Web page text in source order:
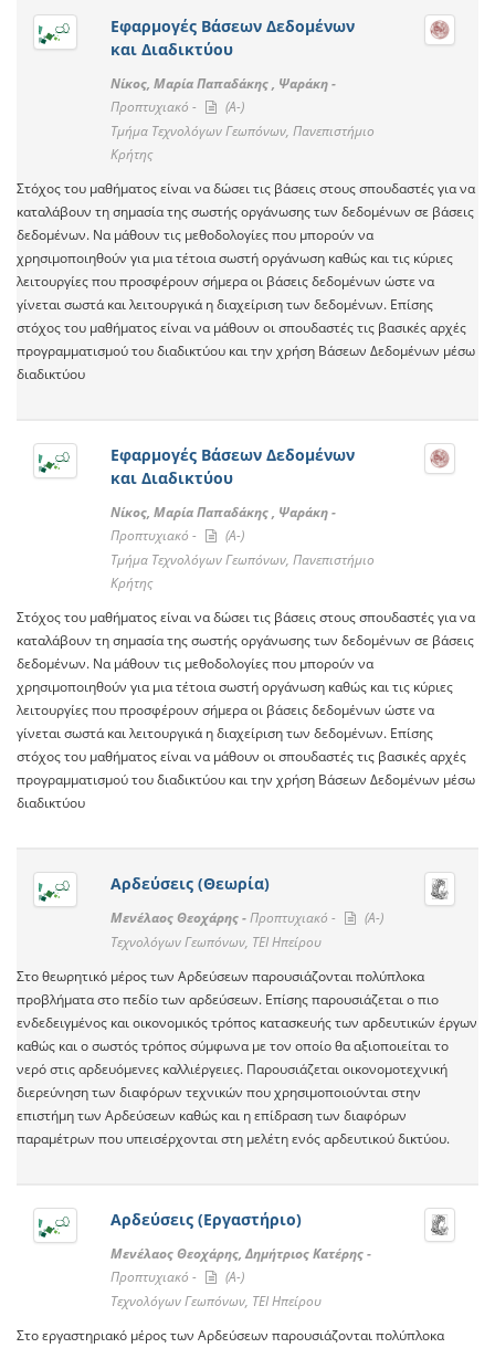
Εφαρμογές Βάσεων Δεδομένων
και Διαδικτύου
Νίκος, Μαρία Παπαδάκης , Ψαράκη -
Προπτυχιακό -
(A-)
Τμήμα Τεχνολόγων Γεωπόνων, Πανεπιστήμιο
Κρήτης
Στόχος του μαθήματος είναι να δώσει τις βάσεις στους σπουδαστές για να
καταλάβουν τη σημασία της σωστής οργάνωσης των δεδομένων σε βάσεις
δεδομένων. Να μάθουν τις μεθοδολογίες που μπορούν να
χρησιμοποιηθούν για μια τέτοια σωστή οργάνωση καθώς και τις κύριες
λειτουργίες που προσφέρουν σήμερα οι βάσεις δεδομένων ώστε να
γίνεται σωστά και λειτουργικά η διαχείριση των δεδομένων. Επίσης
στόχος του μαθήματος είναι να μάθουν οι σπουδαστές τις βασικές αρχές
προγραμματισμού του διαδικτύου και την χρήση Βάσεων Δεδομένων μέσω
διαδικτύου
Εφαρμογές Βάσεων Δεδομένων
και Διαδικτύου
Νίκος, Μαρία Παπαδάκης , Ψαράκη -
Προπτυχιακό -
(A-)
Τμήμα Τεχνολόγων Γεωπόνων, Πανεπιστήμιο
Κρήτης
Στόχος του μαθήματος είναι να δώσει τις βάσεις στους σπουδαστές για να
καταλάβουν τη σημασία της σωστής οργάνωσης των δεδομένων σε βάσεις
δεδομένων. Να μάθουν τις μεθοδολογίες που μπορούν να
χρησιμοποιηθούν για μια τέτοια σωστή οργάνωση καθώς και τις κύριες
λειτουργίες που προσφέρουν σήμερα οι βάσεις δεδομένων ώστε να
γίνεται σωστά και λειτουργικά η διαχείριση των δεδομένων. Επίσης
στόχος του μαθήματος είναι να μάθουν οι σπουδαστές τις βασικές αρχές
προγραμματισμού του διαδικτύου και την χρήση Βάσεων Δεδομένων μέσω
διαδικτύου
Αρδεύσεις (Θεωρία)
Μενέλαος Θεοχάρης -Προπτυχιακό -
(A-)
Τεχνολόγων Γεωπόνων, ΤΕΙ Ηπείρου
Στο θεωρητικό μέρος των Αρδεύσεων παρουσιάζονται πολύπλοκα
προβλήματα στο πεδίο των αρδεύσεων. Επίσης παρουσιάζεται ο πιο
ενδεδειγμένος και οικονομικός τρόπος κατασκευής των αρδευτικών έργων
καθώς και ο σωστός τρόπος σύμφωνα με τον οποίο θα αξιοποιείται το
νερό στις αρδευόμενες καλλιέργειες. Παρουσιάζεται οικονομοτεχνική
διερεύνηση των διαφόρων τεχνικών που χρησιμοποιούνται στην
επιστήμη των Αρδεύσεων καθώς και η επίδραση των διαφόρων
παραμέτρων που υπεισέρχονται στη μελέτη ενός αρδευτικού δικτύου.
Αρδεύσεις (Εργαστήριο)
Μενέλαος Θεοχάρης, Δημήτριος Κατέρης -
Προπτυχιακό -
(A-)
Τεχνολόγων Γεωπόνων, ΤΕΙ Ηπείρου
Στο εργαστηριακό μέρος των Αρδεύσεων παρουσιάζονται πολύπλοκα